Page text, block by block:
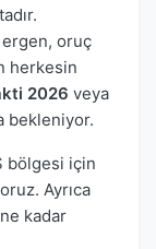
oruç
herkesin
2026 veya
bekleniyor.
bölgesi için
Ayrıca
kadar